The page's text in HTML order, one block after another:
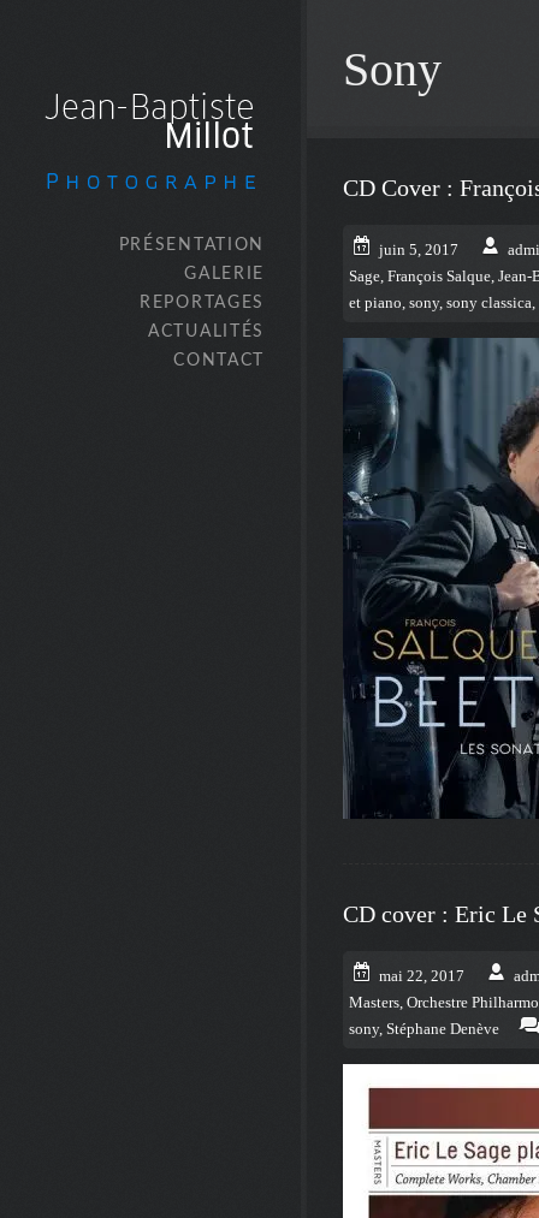
PRÉSENTATION
GALERIE
REPORTAGES
ACTUALITÉS
CONTACT
Sony
CD Cover :
juin 5, 2017
Sage, François Salque,
et piano, sony, sony classica,
CD cover : Eric Le
mai 22, 2017
Masters, Orchestre
sony, Stéphane Denève